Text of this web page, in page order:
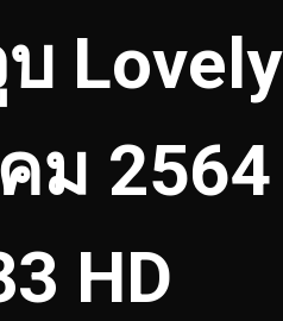
Lovely
ม 2564
HD